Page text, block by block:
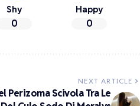
Shy
0
Happy
0
NEXT ARTICLE
Perizoma Scivola Tra Le